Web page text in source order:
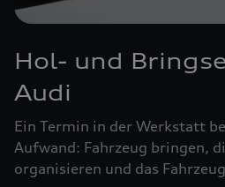
Hol- und
Audi
Ein Termin in der Werkstatt
Aufwand: Fahrzeug bringen,
organisieren und das